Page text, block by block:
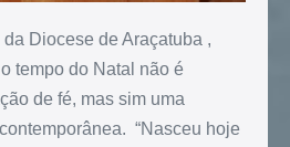
Diocese de Araçatuba ,
tempo do Natal não é
de fé, mas sim uma
“Nasceu hoje